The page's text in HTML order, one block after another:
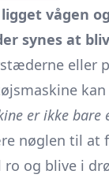
vågen
synes at
eller
er ikke bare
nøglen til at
og blive i